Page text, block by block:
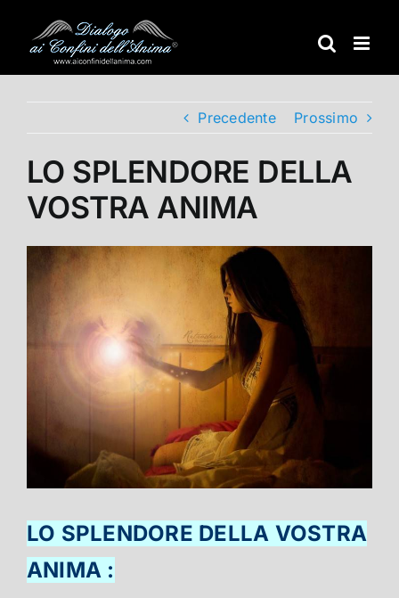
contenuto
Precedente Prossimo
LO SPLENDORE DELLA
VOSTRA ANIMA
LO SPLENDORE DELLA VOSTRA
ANIMA :